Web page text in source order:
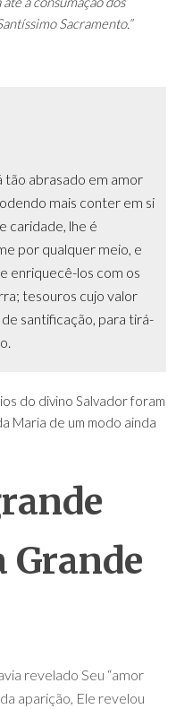
Sacramento.”
tão abrasado em amor
mais conter em si
caridade, lhe é
por qualquer meio, e
enriquecê-los com os
tesouros cujo valor
santificação, para tirá-
do divino Salvador foram
Maria de um modo ainda
Grande
revelado Seu “amor
aparição, Ele revelou